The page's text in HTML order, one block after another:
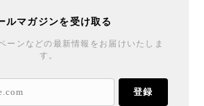
ルマガジンを受け取る
ーンなどの最新情報をお届けいたしま
す。
登録